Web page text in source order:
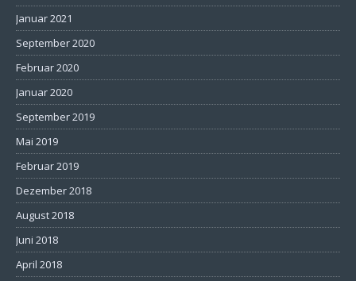
Januar 2021
September 2020
Februar 2020
Januar 2020
September 2019
Mai 2019
Februar 2019
Dezember 2018
August 2018
Juni 2018
April 2018